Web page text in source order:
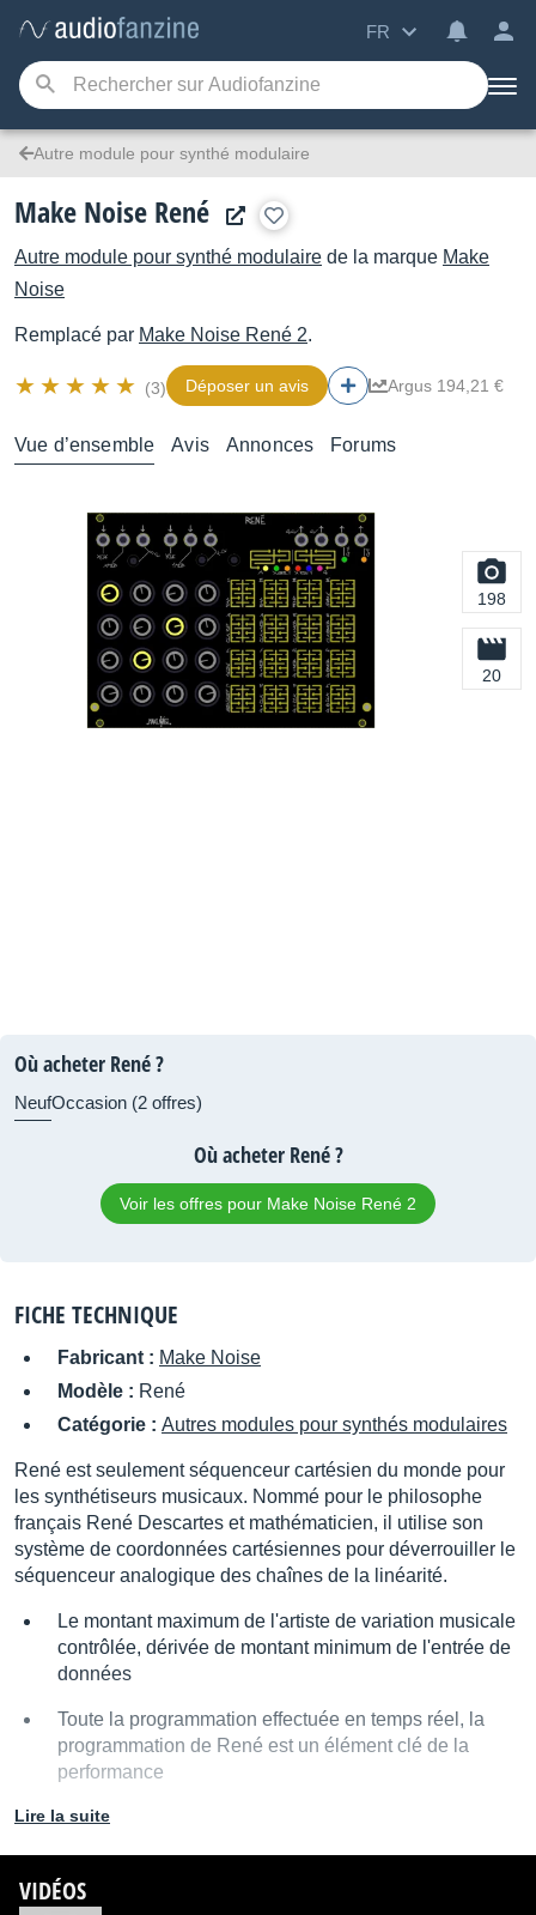
FR
Autre module pour synthé modulaire
Make Noise René
Autre module pour synthé modulaire de la marque Make
Noise
Remplacé par Make Noise René 2.
(3) Déposer un avis Argus 194,21 €
Vue d’ensemble Avis Annonces Forums
198
20
Où acheter René ?
NeufOccasion (2 offres)
Où acheter René ?
Voir les offres pour Make Noise René 2
FICHE TECHNIQUE
Fabricant : Make Noise
Modèle : René
Catégorie : Autres modules pour synthés modulaires
René est seulement séquenceur cartésien du monde pour
les synthétiseurs musicaux. Nommé pour le philosophe
français René Descartes et mathématicien, il utilise son
système de coordonnées cartésiennes pour déverrouiller le
séquenceur analogique des chaînes de la linéarité.
Le montant maximum de l'artiste de variation musicale
contrôlée, dérivée de montant minimum de l'entrée de
données
Toute la programmation effectuée en temps réel, la
programmation de René est un élément clé de la
performance
Jusqu'à 4 entrées d'horloge et 2 entrées CV peuvent
Lire la suite
VIDÉOS